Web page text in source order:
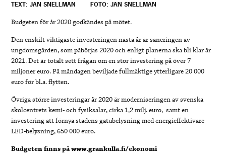
TEXT: JAN SNELLMAN FOTO: JAN SNELLMAN
Budgeten för år 2020 godkändes på mötet.
Den enskilt viktigaste investeringen nästa år är saneringen av
ungdomsgården, som påbörjas 2020 och enligt planerna ska bli klar år
2021. Det är totalt sett frågan om en stor investering på över 7
miljoner euro. På måndagen beviljade fullmäktige ytterligare 20 000
euro för bl.a. flytten.
Övriga större investeringar år 2020 är moderniseringen av svenska
skolcentrets kemi- och fysiksalar, cirka 1,2 milj. euro, samt en
investering att förnya stadens gatubelysning med energieffektivare
LED-belysning, 650 000 euro.
Budgeten finns på www.grankulla.fi/ekonomi